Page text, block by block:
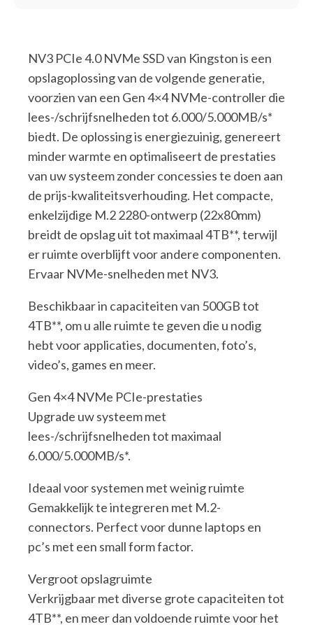
NV3 PCIe 4.0 NVMe SSD van Kingston is een
opslagoplossing van de volgende generatie,
voorzien van een Gen 4×4 NVMe-controller die
lees-/schrijfsnelheden tot 6.000/5.000MB/s*
biedt. De oplossing is energiezuinig, genereert
minder warmte en optimaliseert de prestaties
van uw systeem zonder concessies te doen aan
de prijs-kwaliteitsverhouding. Het compacte,
enkelzijdige M.2 2280-ontwerp (22x80mm)
breidt de opslag uit tot maximaal 4TB**, terwijl
er ruimte overblijft voor andere componenten.
Ervaar NVMe-snelheden met NV3.
Beschikbaar in capaciteiten van 500GB tot
4TB**, om u alle ruimte te geven die u nodig
hebt voor applicaties, documenten, foto’s,
video’s, games en meer.
Gen 4×4 NVMe PCIe-prestaties
Upgrade uw systeem met
lees-/schrijfsnelheden tot maximaal
6.000/5.000MB/s*.
Ideaal voor systemen met weinig ruimte
Gemakkelijk te integreren met M.2-
connectors. Perfect voor dunne laptops en
pc’s met een small form factor.
Vergroot opslagruimte
Verkrijgbaar met diverse grote capaciteiten tot
4TB**, en meer dan voldoende ruimte voor het